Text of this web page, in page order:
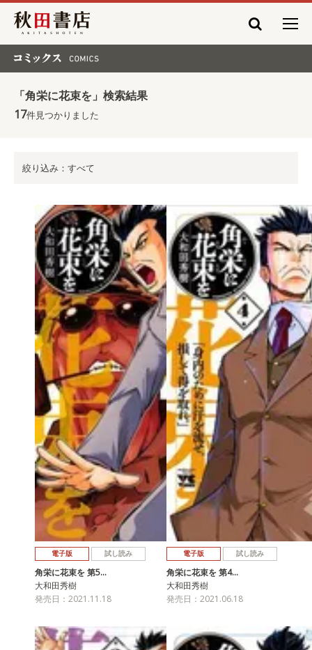
秋田書店
「角栄に花束を」検索結果
17件見つかりました
絞り込み：すべて
電子版 試し読み
角栄に花束を 第5…
大和田秀樹
発売日：2021.11.18
電子版 試し読み
角栄に花束を 第4…
大和田秀樹
発売日：2021.06.18